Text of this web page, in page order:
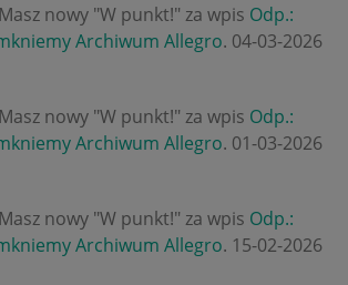
nowy "W punkt!" za wpis Odp.:
Archiwum Allegro. ‎04-03-2026
nowy "W punkt!" za wpis Odp.:
Archiwum Allegro. ‎01-03-2026
nowy "W punkt!" za wpis Odp.:
Archiwum Allegro. ‎15-02-2026